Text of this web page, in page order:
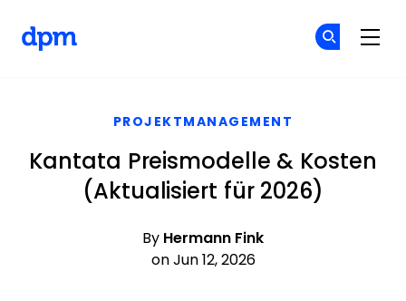
PROJEKTMANAGEMENT
Kantata Preismodelle & Kosten
(Aktualisiert für 2026)
By Hermann Fink
on Jun 12, 2026